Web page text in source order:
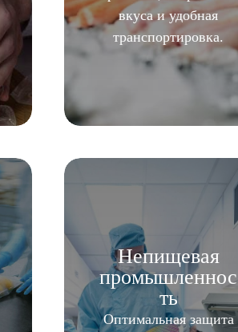
вкуса и удобная
транспортировка.
Непищевая
промышленнос
ть
Оптимальная защита